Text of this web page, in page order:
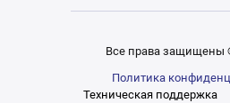
Все права защищены
Политика
Техническая поддержка